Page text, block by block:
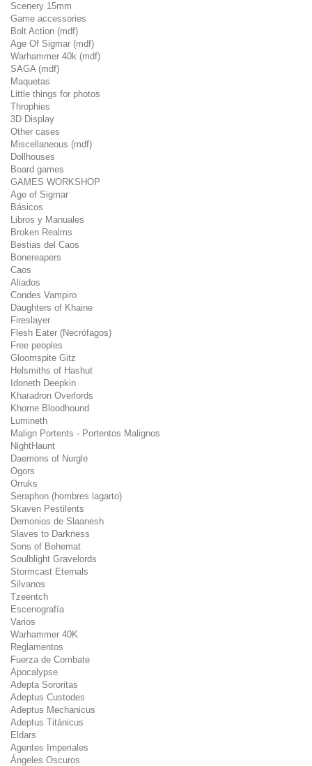
Scenery 15mm
Game accessories
Bolt Action (mdf)
Age Of Sigmar (mdf)
Warhammer 40k (mdf)
SAGA (mdf)
Maquetas
Little things for photos
Throphies
3D Display
Other cases
Miscellaneous (mdf)
Dollhouses
Board games
GAMES WORKSHOP
Age of Sigmar
Básicos
Libros y Manuales
Broken Realms
Bestias del Caos
Bonereapers
Caos
Aliados
Condes Vampiro
Daughters of Khaine
Fireslayer
Flesh Eater (Necrófagos)
Free peoples
Gloomspite Gitz
Helsmiths of Hashut
Idoneth Deepkin
Kharadron Overlords
Khorne Bloodhound
Lumineth
Malign Portents - Portentos Malignos
NightHaunt
Daemons of Nurgle
Ogors
Orruks
Seraphon (hombres lagarto)
Skaven Pestilents
Demonios de Slaanesh
Slaves to Darkness
Sons of Behemat
Soulblight Gravelords
Stormcast Eternals
Silvanos
Tzeentch
Escenografía
Varios
Warhammer 40K
Reglamentos
Fuerza de Combate
Apocalypse
Adepta Sororitas
Adeptus Custodes
Adeptus Mechanicus
Adeptus Titánicus
Eldars
Agentes Imperiales
Ángeles Oscuros